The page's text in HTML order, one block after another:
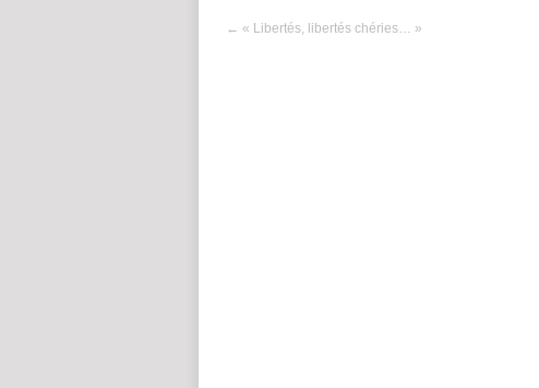
← « Libertés, libertés chéries… »